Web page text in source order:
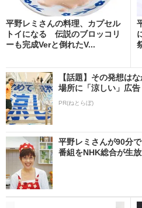
平野レミさんの料理、カプセル
トイになる 伝説のブロッコリ
ーも完成Verと倒れたV...
【話題】その発想は
場所に「涼しい」広告
PR(ねとらぼ)
平野レミさんが90分
番組をNHK総合が生